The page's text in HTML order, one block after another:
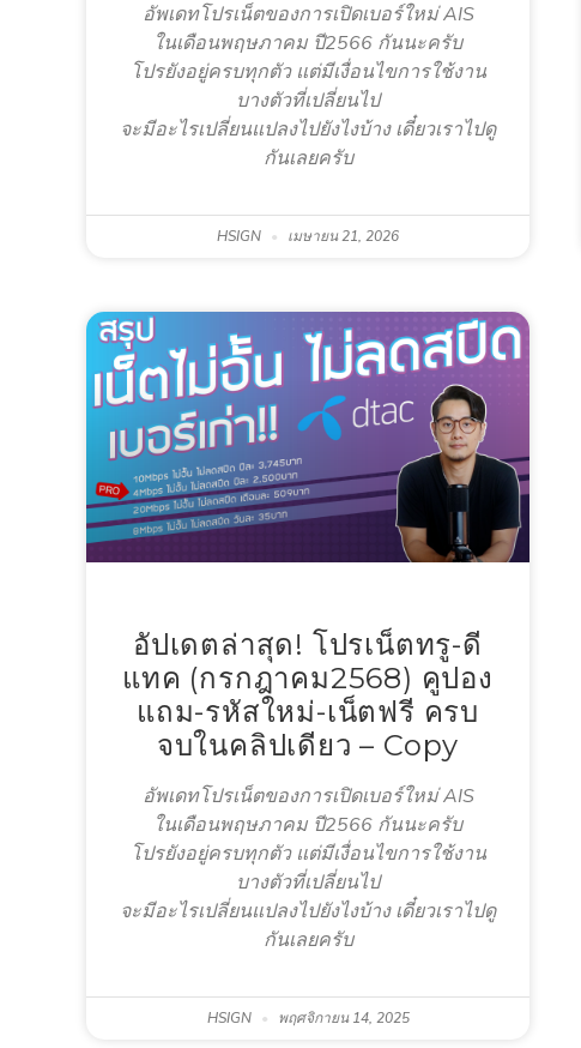
อัพเดทโปรเน็ตของการเปิดเบอร์ใหม่ AIS
ในเดือนพฤษภาคม ปี2566 กันนะครับ
โปรยังอยู่ครบทุกตัว แต่มีเงื่อนไขการใช้งาน
บางตัวที่เปลี่ยนไป
จะมีอะไรเปลี่ยนแปลงไปยังไงบ้าง เดี๋ยวเราไปดู
กันเลยครับ
HSIGN เมษายน 21, 2026
อัปเดตล่าสุด! โปรเน็ตทรู-ดี
แทค (กรกฎาคม2568) คูปอง
แถม-รหัสใหม่-เน็ตฟรี ครบ
จบในคลิปเดียว – Copy
อัพเดทโปรเน็ตของการเปิดเบอร์ใหม่ AIS
ในเดือนพฤษภาคม ปี2566 กันนะครับ
โปรยังอยู่ครบทุกตัว แต่มีเงื่อนไขการใช้งาน
บางตัวที่เปลี่ยนไป
จะมีอะไรเปลี่ยนแปลงไปยังไงบ้าง เดี๋ยวเราไปดู
กันเลยครับ
HSIGN พฤศจิกายน 14, 2025